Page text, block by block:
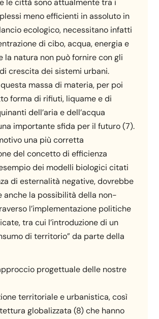
le città sono attualmente tra i
meno efficienti in assoluto in
ecologico, necessitano infatti
di cibo, acqua, energia e
la natura non può fornire con gli
crescita dei sistemi urbani.
massa di materia, per poi
forma di rifiuti, liquame e di
dell’aria e dell’acqua
importante sfida per il futuro (7).
una più corretta
del concetto di efficienza
dei modelli biologici citati
di esternalità negative, dovrebbe
anche la possibilità della non-
l’implementazione politiche
tra cui l’introduzione di un
di territorio” da parte della
progettuale delle nostre
territoriale e urbanistica, così
globalizzata (8) che hanno